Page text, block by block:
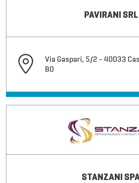
PAVIRANI SRL
Via Gaspari, 5/2 - 40033
BO
STANZANI